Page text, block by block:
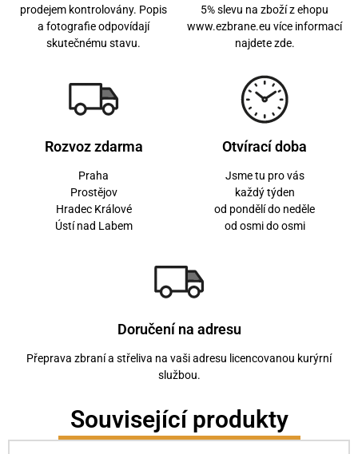
prodejem kontrolovány. Popis
a fotografie odpovídají
skutečnému stavu.
5% slevu na zboží z ehopu
www.ezbrane.eu více informací
najdete zde.
Rozvoz zdarma
Praha
Prostějov
Hradec Králové
Ústí nad Labem
Otvírací doba
Jsme tu pro vás
každý týden
od pondělí do neděle
od osmi do osmi
Doručení na adresu
Přeprava zbraní a střeliva na vaši adresu licencovanou kurýrní
službou.
Související produkty